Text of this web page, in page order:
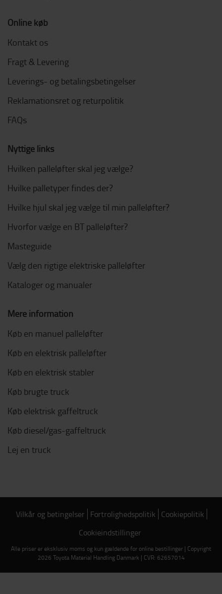
Online køb
Kontakt os
Fragt & Levering
Leverings- og betalingsbetingelser
Reklamationsret og returpolitik
FAQs
Nyttige links
Hvilken palleløfter skal jeg vælge?
Hvilke palletyper findes der?
Hvilke hjul skal jeg vælge til min palleløfter?
Hvorfor vælge en BT palleløfter?
Masteguide
Vælg den rigtige elektriske palleløfter
Kataloger og manualer
Mere information
Køb en manuel palleløfter
Køb en elektrisk palleløfter
Køb en elektrisk stabler
Køb brugte truck
Køb elektrisk gaffeltruck
Køb diesel/gas-gaffeltruck
Lej en truck
Vilkår og betingelser Fortrolighedspolitik Cookiepolitik
Cookieindstillinger
Alle priser er eksklusiv moms og kun gældende for online bestillinger | Copyright
2026 Toyota Material Handling Danmark | CVR: 62657014